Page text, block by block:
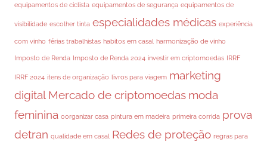
equipamentos de ciclista equipamentos de segurança equipamentos de
visibilidade escolher tinta especialidades médicas experiência
com vinho férias trabalhistas habitos em casal harmonização de vinho
Imposto de Renda Imposto de Renda 2024 investir em criptomoedas IRRF
IRRF 2024 itens de organização livros para viagem marketing
digital Mercado de criptomoedas moda
feminina oorganizar casa pintura em madeira primeira corrida prova
detran qualidade em casal Redes de proteção regras para